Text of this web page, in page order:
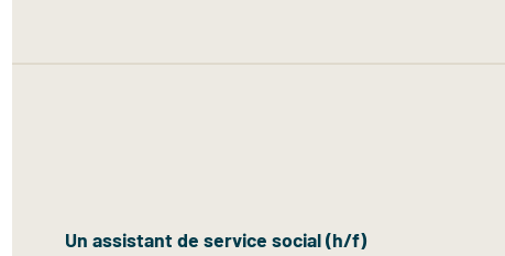
Un assistant de service social (h/f)